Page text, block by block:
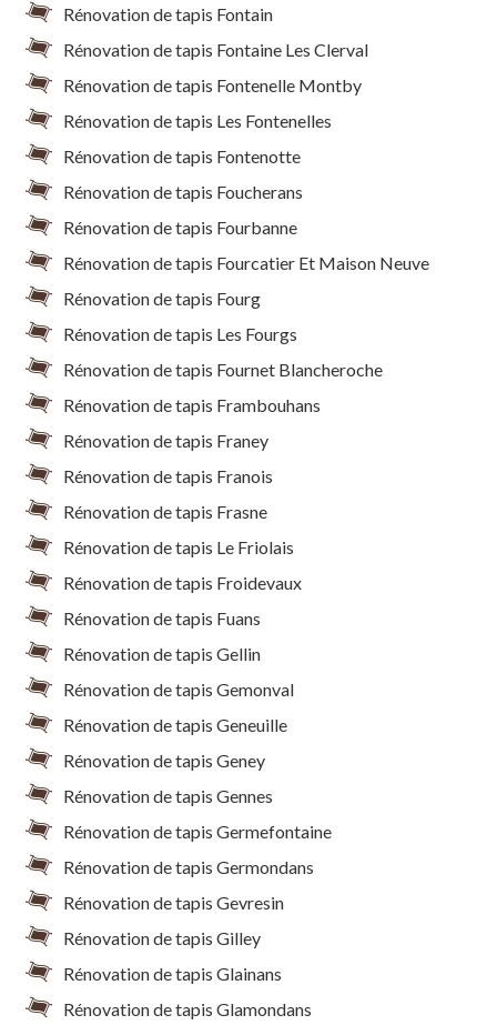
Rénovation de tapis Fontain
Rénovation de tapis Fontaine Les Clerval
Rénovation de tapis Fontenelle Montby
Rénovation de tapis Les Fontenelles
Rénovation de tapis Fontenotte
Rénovation de tapis Foucherans
Rénovation de tapis Fourbanne
Rénovation de tapis Fourcatier Et Maison Neuve
Rénovation de tapis Fourg
Rénovation de tapis Les Fourgs
Rénovation de tapis Fournet Blancheroche
Rénovation de tapis Frambouhans
Rénovation de tapis Franey
Rénovation de tapis Franois
Rénovation de tapis Frasne
Rénovation de tapis Le Friolais
Rénovation de tapis Froidevaux
Rénovation de tapis Fuans
Rénovation de tapis Gellin
Rénovation de tapis Gemonval
Rénovation de tapis Geneuille
Rénovation de tapis Geney
Rénovation de tapis Gennes
Rénovation de tapis Germefontaine
Rénovation de tapis Germondans
Rénovation de tapis Gevresin
Rénovation de tapis Gilley
Rénovation de tapis Glainans
Rénovation de tapis Glamondans